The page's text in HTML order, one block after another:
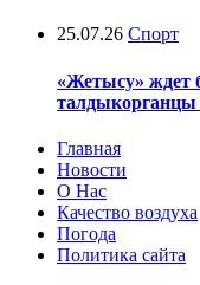
25.07.26 Спорт
«Жетысу» ждет
Главная
Новости
О Нас
Качество воздуха
Погода
Политика сайта